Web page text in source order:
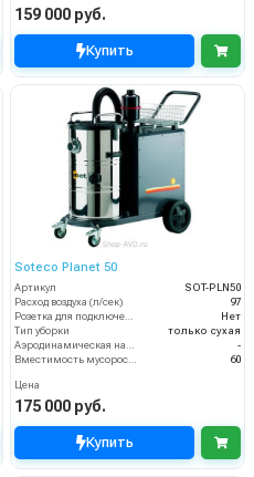
159 000 руб.
Купить
Soteco Planet 50
Артикул
SOT-PLN50
Расход воздуха (л/сек)
97
Нет
Тип уборки
только сухая
-
60
Цена
175 000 руб.
Купить